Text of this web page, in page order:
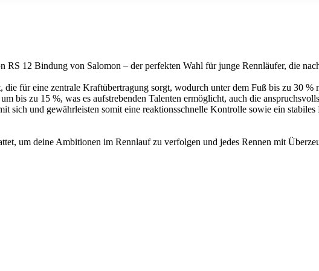
RS 12 Bindung von Salomon – der perfekten Wahl für junge Rennläufer, die
für eine zentrale Kraftübertragung sorgt, wodurch unter dem Fuß bis zu 30
bis zu 15 %, was es aufstrebenden Talenten ermöglicht, auch die
sich und gewährleisten somit eine reaktionsschnelle Kontrolle sowie ein stabiles
um deine Ambitionen im Rennlauf zu verfolgen und jedes Rennen mit